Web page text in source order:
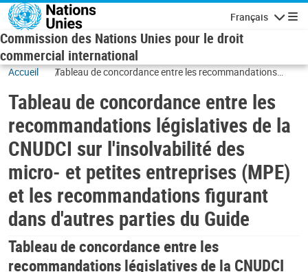
Skip to main content
Français
Commission des Nations Unies pour le droit
commercial international
Accueil
Tableau de concordance entre les recommandations
petites entreprises (MPE) et les recommandations
figurant dans d'autres parties du Guide
Tableau de concordance entre les
recommandations législatives de la
CNUDCI sur l'insolvabilité des
micro- et petites entreprises (MPE)
et les recommandations figurant
dans d'autres parties du Guide
Tableau de concordance entre les
recommandations législatives de la CNUDCI